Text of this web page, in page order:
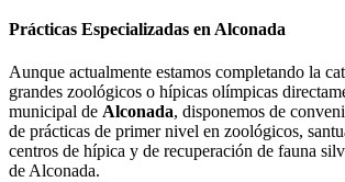
Prácticas Especializadas en Alconada
Aunque actualmente estamos completando la
grandes zoológicos o hípicas olímpicas
municipal de Alconada, disponemos de
de prácticas de primer nivel en zoológicos,
centros de hípica y de recuperación de fauna
deAlconada.